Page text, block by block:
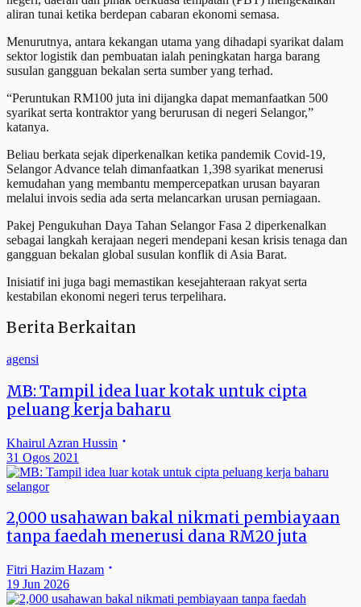
aliran tunai ketika berdepan cabaran ekonomi semasa.
Menurutnya, antara kekangan utama yang dihadapi syarikat dalam
sektor logistik dan pembuatan ialah peningkatan harga barang
susulan gangguan bekalan serta sumber yang terhad.
“Peruntukan RM100 juta ini dijangka dapat memanfaatkan 500
syarikat serta kontraktor yang berurusan di negeri Selangor,”
katanya.
Beliau berkata sejak diperkenalkan ketika pandemik Covid-19,
Selangor Advance telah dimanfaatkan 1,398 syarikat menerusi
kemudahan yang membantu mempercepatkan urusan bayaran
melalui invois sedia ada serta melancarkan urusan perniagaan.
Pakej Pengukuhan Daya Tahan Selangor Fasa 2 diperkenalkan
sebagai langkah kerajaan negeri mendepani kesan krisis tenaga dan
gangguan bekalan global susulan konflik di Asia Barat.
Inisiatif ini juga bagi memastikan kesejahteraan rakyat serta
kestabilan ekonomi negeri terus terpelihara.
Berita Berkaitan
agensi
MB: Tampil idea luar kotak untuk cipta
peluang kerja baharu
Khairul Azran Hussin
31 Ogos 2021
selangor
2,000 usahawan bakal nikmati pembiayaan
tanpa faedah menerusi dana RM20 juta
Fitri Hazim Hazam
19 Jun 2026